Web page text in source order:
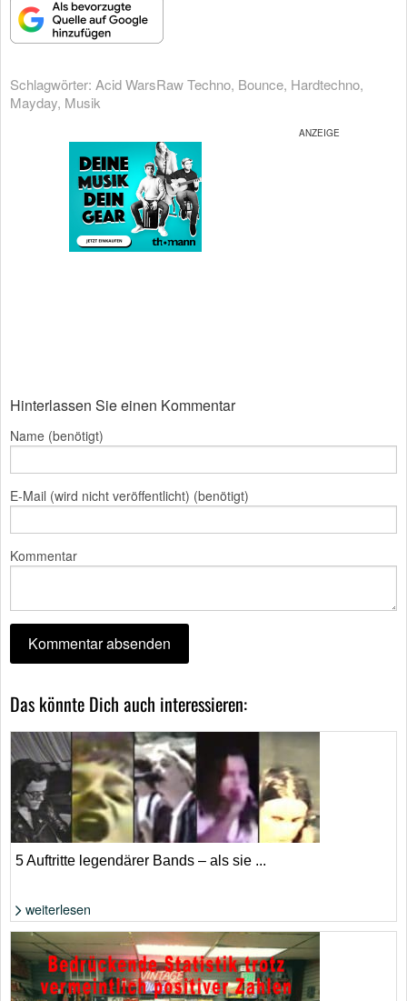
Schlagwörter: Acid WarsRaw Techno, Bounce, Hardtechno,
Mayday, Musik
Hinterlassen Sie einen Kommentar
Name (benötigt)
E-Mail (wird nicht veröffentlicht) (benötigt)
Kommentar
Das könnte Dich auch interessieren:
Foto: extrahiert aus YouTube-Video
5 Auftritte legendärer Bands – als sie ...
weiterlesen